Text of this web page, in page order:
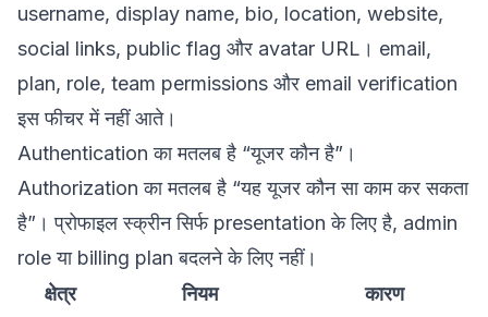
username, display name, bio, location, website,
social links, public flag और avatar URL। email,
plan, role, team permissions और email verification
इस फीचर में नहीं आते।
Authentication का मतलब है “यूजर कौन है”।
Authorization का मतलब है “यह यूजर कौन सा काम कर सकता
है”। प्रोफाइल स्क्रीन सिर्फ presentation के लिए है, admin
role या billing plan बदलने के लिए नहीं।
क्षेत्र
नियम कारण